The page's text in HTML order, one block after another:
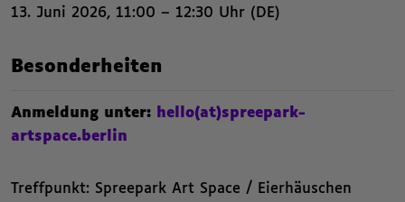
13. Juni 2026, 11:00 – 12:30 Uhr (DE)
Besonderheiten
Anmeldung unter: hello(at)spreepark-
artspace.berlin
Treffpunkt: Spreepark Art Space / Eierhäuschen